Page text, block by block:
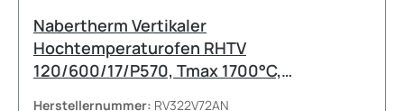
Nabertherm Vertikaler
Hochtemperaturofen RHTV
120/600/17/P570, Tmax 1700°C,
Herstellernummer: RV322V72AN